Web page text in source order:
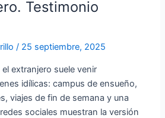
Testimonio
/ 25 septiembre, 2025
extranjero suele venir
idílicas: campus de ensueño,
viajes de fin de semana y una
sociales muestran la versión